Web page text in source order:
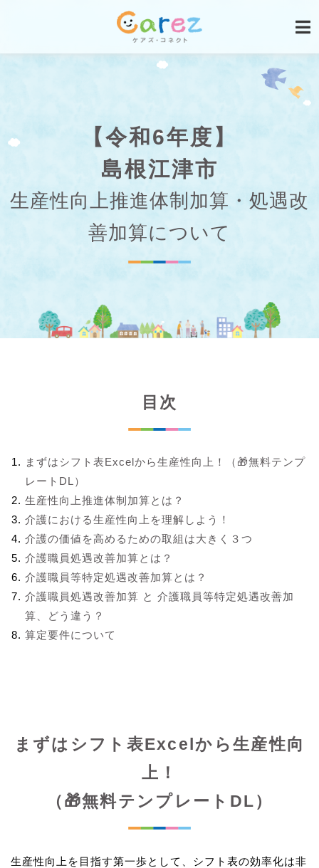
【令和6年度】
島根江津市
生産性向上推進体制加算・処遇改
善加算について
目次
まずはシフト表Excelから生産性向上！（🎁無料テンプ
レートDL）
生産性向上推進体制加算とは？
介護における生産性向上を理解しよう！
介護の価値を高めるための取組は大きく３つ
介護職員処遇改善加算とは？
介護職員等特定処遇改善加算とは？
介護職員処遇改善加算 と 介護職員等特定処遇改善加
算、どう違う？
算定要件について
まずはシフト表Excelから生産性向
上！
（🎁無料テンプレートDL）
生産性向上を目指す第一歩として、シフト表の効率化は非